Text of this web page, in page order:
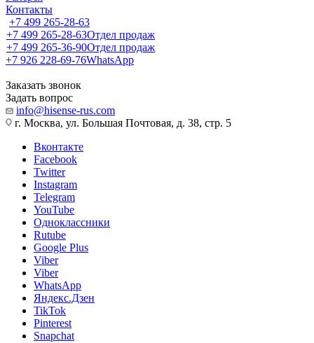
Контакты
+7 499 265-28-63
+7 499 265-28-63Отдел продаж
+7 499 265-36-90Отдел продаж
+7 926 228-69-76WhatsApp
Заказать звонок
Задать вопрос
info@hisense-rus.com
г. Москва, ул. Большая Почтовая, д. 38, стр. 5
Вконтакте
Facebook
Twitter
Instagram
Telegram
YouTube
Одноклассники
Rutube
Google Plus
Viber
Viber
WhatsApp
Яндекс.Дзен
TikTok
Pinterest
Snapchat